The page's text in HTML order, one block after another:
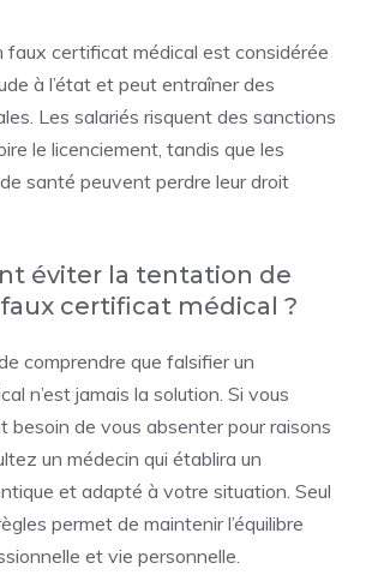
faux certificat médical est considérée
à l’état et peut entraîner des
Les salariés risquent des sanctions
le licenciement, tandis que les
santé peuvent perdre leur droit
éviter la tentation de
certificat médical ?
comprendre que falsifier un
n’est jamais la solution. Si vous
besoin de vous absenter pour raisons
un médecin qui établira un
et adapté à votre situation. Seul
permet de maintenir l’équilibre
et vie personnelle.